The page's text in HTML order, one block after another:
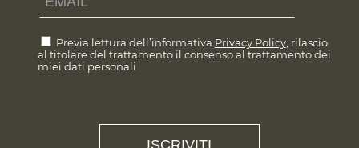
Previa lettura dell’informativa Privacy Policy, rilascio
al titolare del trattamento il consenso al trattamento dei
miei dati personali